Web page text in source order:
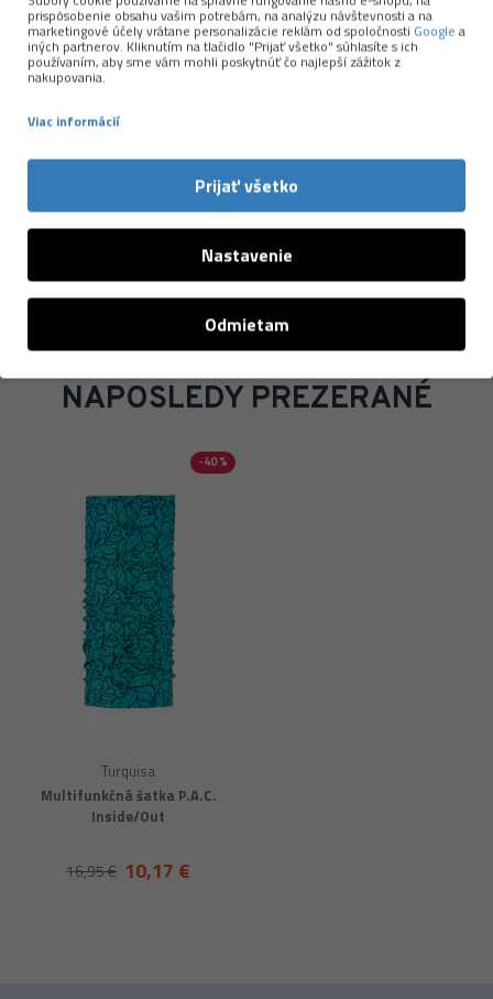
odpovedných zdrojov a ďalšie materiály s nižšou
ekologickou stopou. Ich produkty sú ľahké, priedušné,
príjemné na pokožke a spoľahlivo fungujú pri behu,
turistike aj každodennom nosení.
Viac o značke →
NAPOSLEDY PREZERANÉ
-40 %
Multifunkčná šatka P.A.C.
Inside/Out
Turquisa
10,17 €
16,95 €
prispôsobenie obsahu vašim potrebám, na analýzu návštevnosti a na
marketingové účely vrátane personalizácie reklám od spoločnosti Google a
iných partnerov. Kliknutím na tlačidlo "Prijať všetko" súhlasíte s ich
používaním, aby sme vám mohli poskytnúť čo najlepší zážitok z
nakupovania.
Viac informácií
Prijať všetko
Nastavenie
Odmietam